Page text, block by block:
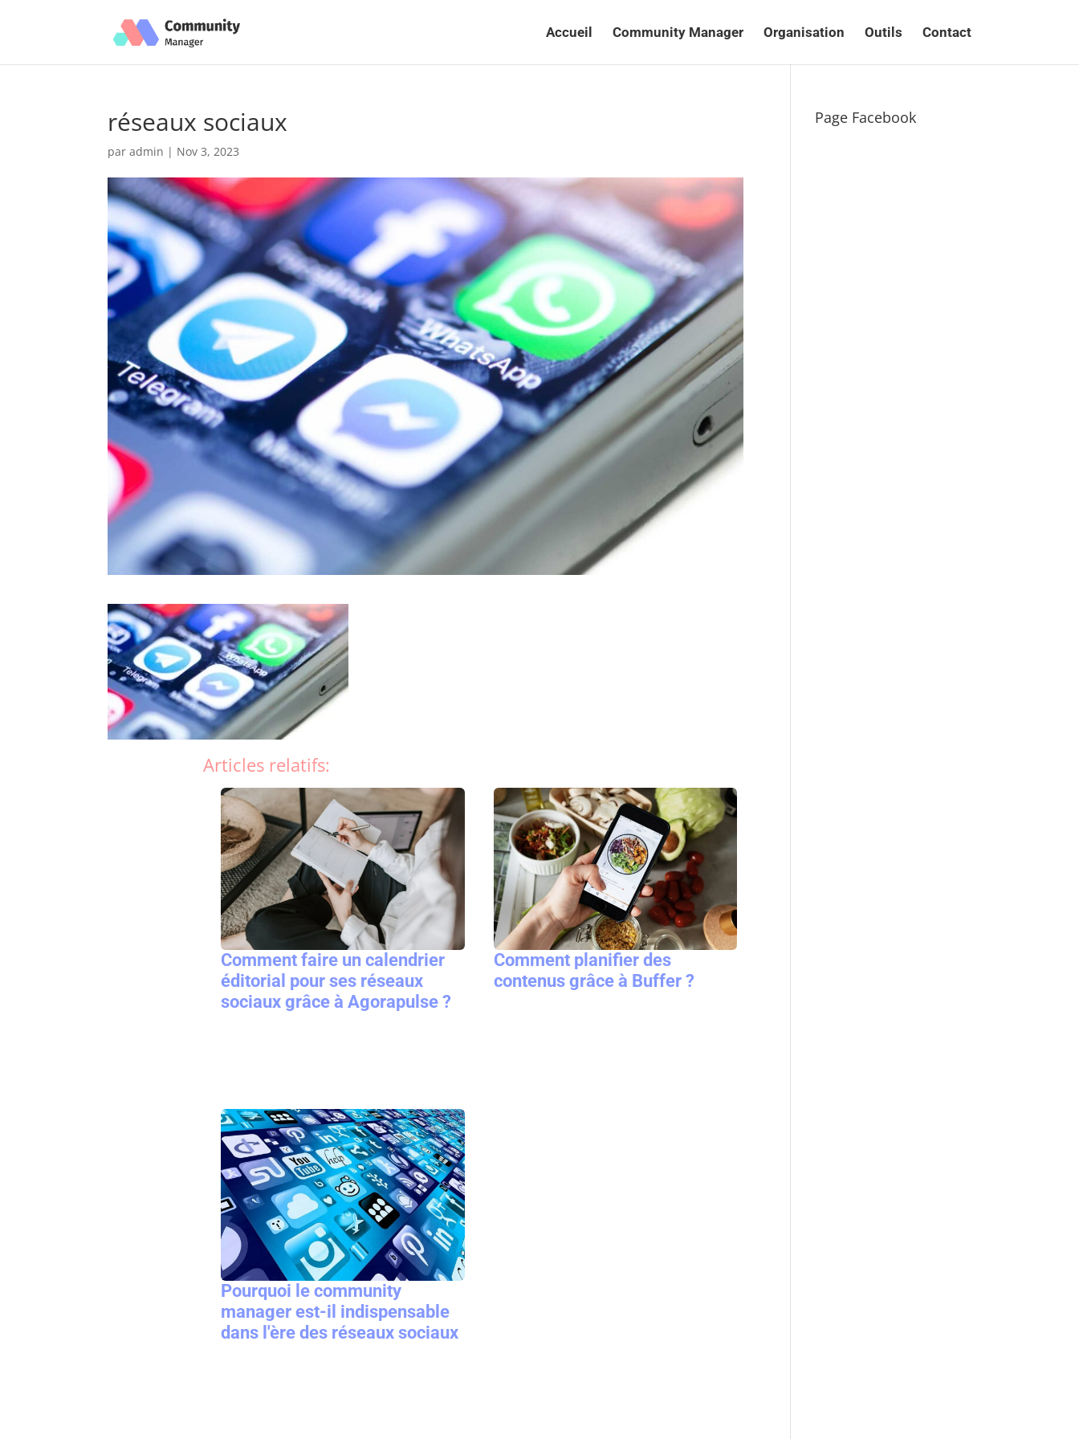
Accueil Community Manager Organisation Outils Contact
réseaux sociaux
paradmin | Nov 3, 2023
Articles relatifs:
Comment faire un calendrier
éditorial pour ses réseaux
sociaux grâce à Agorapulse ?
Comment planifier des
contenus grâce à Buffer ?
Pourquoi le community
manager est-il indispensable
dans l'ère des réseaux sociaux
Page Facebook